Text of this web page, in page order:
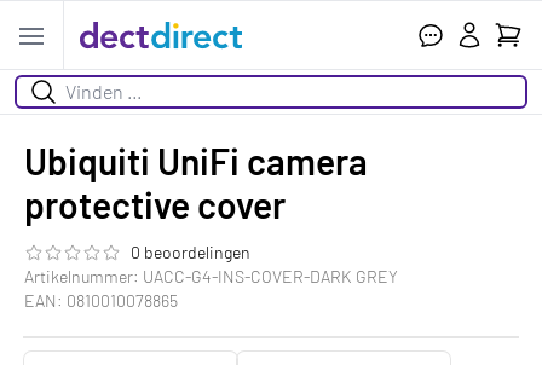
Open menu
Zoeken
Ubiquiti UniFi camera
protective cover
De beoordeling van dit product is
0 beoordelingen
Artikelnummer: UACC-G4-INS-COVER-DARK GREY
EAN: 0810010078865